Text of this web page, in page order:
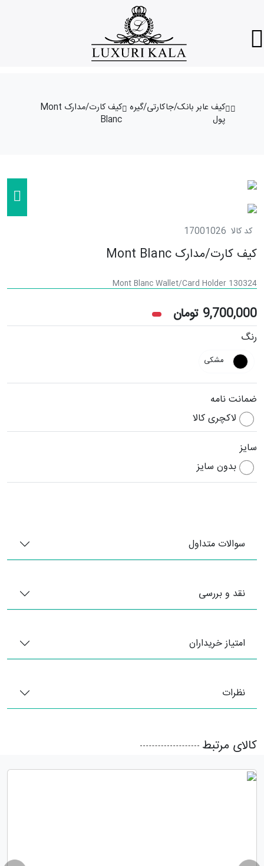
کیف عابر بانک/جاکارتی/گیره
پول
کیف کارت/مدارک Mont
Blanc
کد کالا 17001026
کیف کارت/مدارک Mont Blanc
Mont Blanc Wallet/Card Holder 130324
9,700,000 تومان
رنگ
مشکی
ضمانت نامه
لاکچری کالا
سایز
بدون سایز
سوالات متداول
نقد و بررسی
امتیاز خریداران
نظرات
کالای مرتبط